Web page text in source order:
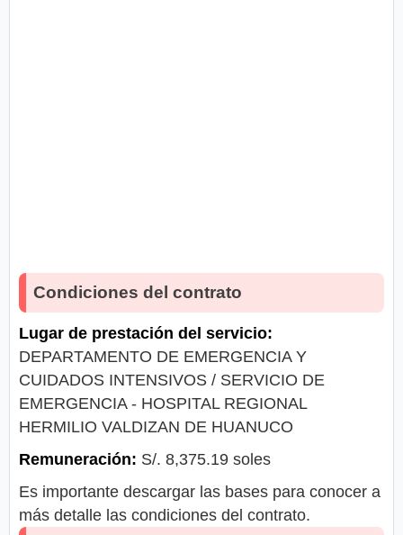
Condiciones del contrato
Lugar de prestación del servicio:
DEPARTAMENTO DE EMERGENCIA Y
CUIDADOS INTENSIVOS / SERVICIO DE
EMERGENCIA - HOSPITAL REGIONAL
HERMILIO VALDIZAN DE HUANUCO
Remuneración: S/. 8,375.19 soles
Es importante descargar las bases para conocer a
más detalle las condiciones del contrato.